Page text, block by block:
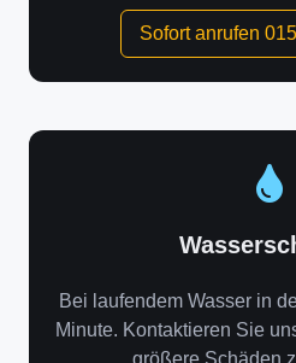
Sofort anrufen
Bei laufendem Wasser in
Minute. Kontaktieren Sie
größere Schäden